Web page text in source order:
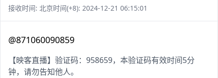
接收时间: 北京时间(+8): 2024-12-21 06:15:01
@871060090859
【映客直播】验证码：958659，本验证码有效时间5分
钟，请勿告知他人。